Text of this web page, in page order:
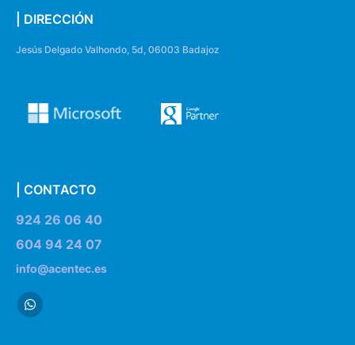
| DIRECCIÓN
Jesús Delgado Valhondo, 5d, 06003 Badajoz
| CONTACTO
924 26 06 40
604 94 24 07
info@acentec.es